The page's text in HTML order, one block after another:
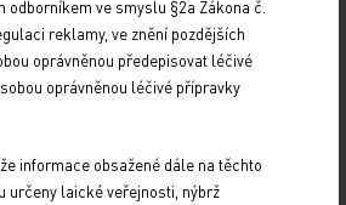
odborníkem ve smyslu §2a Zákona č.
reklamy, ve znění pozdějších
oprávněnou předepisovat léčivé
oprávněnou léčivé přípravky
informace obsažené dále na těchto
určeny laické veřejnosti, nýbrž